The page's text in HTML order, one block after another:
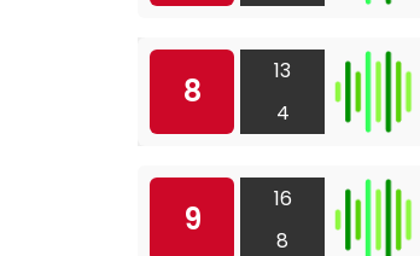
8
13
4
9
16
8